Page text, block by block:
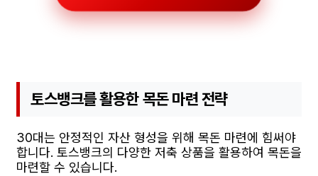
토스뱅크를 활용한 목돈 마련 전략
30대는 안정적인 자산 형성을 위해 목돈 마련에 힘써야
합니다. 토스뱅크의 다양한 저축 상품을 활용하여 목돈을
마련할 수 있습니다.